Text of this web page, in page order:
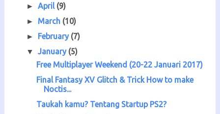
►April (9)
► March (10)
► February (7)
▼January (5)
Free Multiplayer Weekend (20-22 Januari 2017)
Final Fantasy XV Glitch & Trick How to make
Noctis...
Taukah kamu? Tentang Startup PS2?